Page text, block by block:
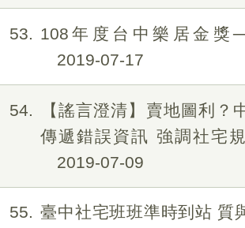
53
108年度台中樂居金獎
2019-07-17
54
【謠言澄清】賣地圖利？
傳遞錯誤資訊 強調社宅
2019-07-09
55
臺中社宅班班準時到站 質